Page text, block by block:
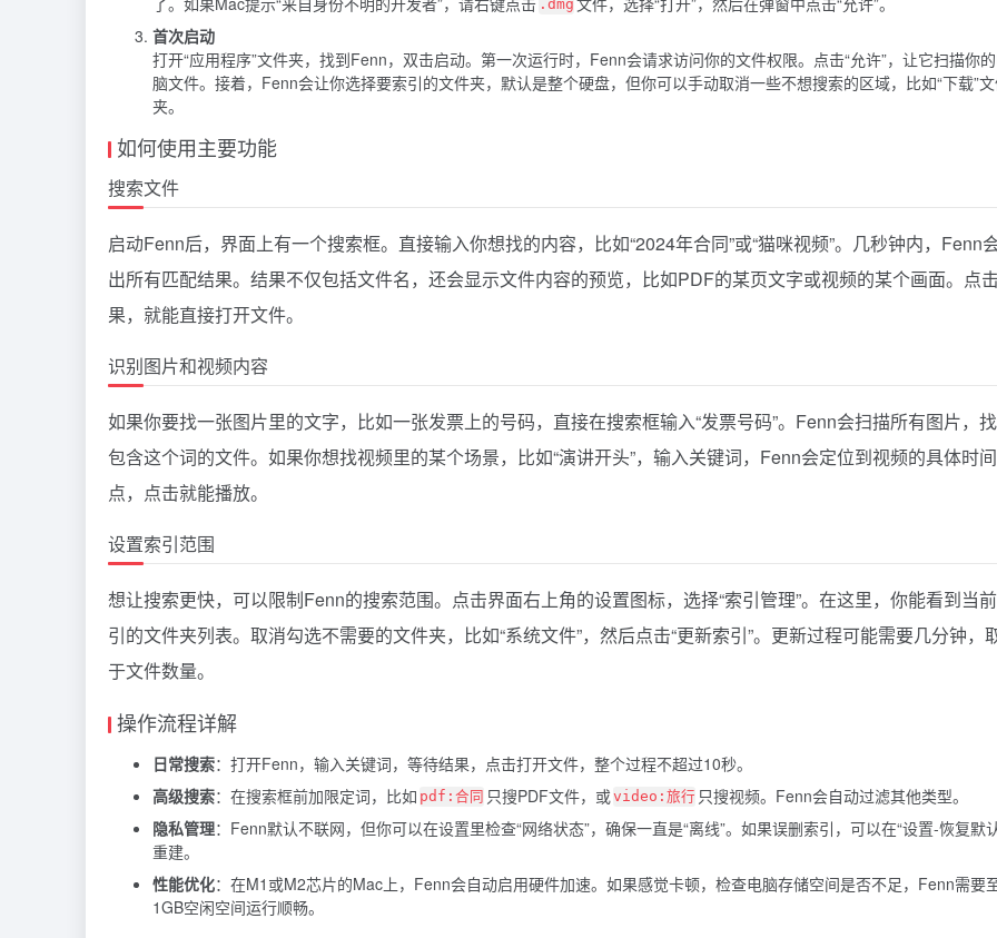
.dmg
首次启动
打开“应用程序”文件夹，找到Fenn，双击启动。第一次运行时，Fenn会请求访问你的文件权限。点击“允许”，让它扫描你
脑文件。接着，Fenn会让你选择要索引的文件夹，默认是整个硬盘，但你可以手动取消一些不想搜索的区域，比如“下载”
夹。
如何使用主要功能
搜索文件
启动Fenn后，界面上有一个搜索框。直接输入你想找的内容，比如“2024年合同”或“猫咪视频”。几秒钟内，Fenn
出所有匹配结果。结果不仅包括文件名，还会显示文件内容的预览，比如PDF的某页文字或视频的某个画面。点
果，就能直接打开文件。
识别图片和视频内容
如果你要找一张图片里的文字，比如一张发票上的号码，直接在搜索框输入“发票号码”。Fenn会扫描所有图片，
包含这个词的文件。如果你想找视频里的某个场景，比如“演讲开头”，输入关键词，Fenn会定位到视频的具体时间
点，点击就能播放。
设置索引范围
想让搜索更快，可以限制Fenn的搜索范围。点击界面右上角的设置图标，选择“索引管理”。在这里，你能看到当
引的文件夹列表。取消勾选不需要的文件夹，比如“系统文件”，然后点击“更新索引”。更新过程可能需要几分钟，
于文件数量。
操作流程详解
日常搜索：打开Fenn，输入关键词，等待结果，点击打开文件，整个过程不超过10秒。
高级搜索：在搜索框前加限定词，比如 pdf:合同 只搜PDF文件，或video:旅行 只搜视频。Fenn会自动过滤其他类型。
隐私管理：Fenn默认不联网，但你可以在设置里检查“网络状态”，确保一直是“离线”。如果误删索引，可以在“设置-恢复默
重建。
性能优化：在M1或M2芯片的Mac上，Fenn会自动启用硬件加速。如果感觉卡顿，检查电脑存储空间是否不足，Fenn需要
1GB空闲空间运行顺畅。